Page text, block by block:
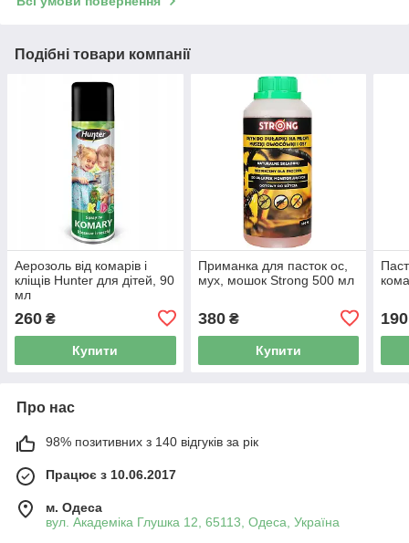
Подібні товари компанії
Аерозоль від комарів і
кліщів Hunter для дітей, 90
мл
260 ₴
Купити
Приманка для пасток ос,
мух, мошок Strong 500 мл
380₴
Купити
190
Про нас
98% позитивних з 140 відгуків за рік
Працює з 10.06.2017
м. Одеса
вул. Академіка Глушка 12, 65113, Одеса, Україна